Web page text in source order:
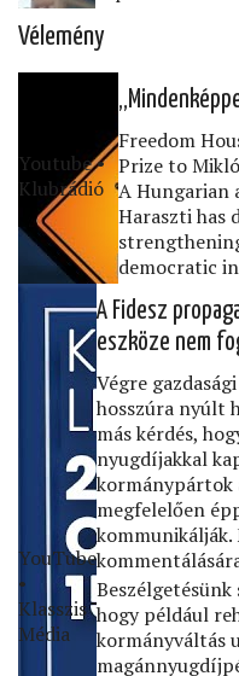
Vélemény
Youtube •
Klubrádió
Freedom
Prize to
A Hungarian
Haraszti has
democratic
YouTube
•
Klasszis
Média
A Fidesz
eszköze nem
Végre
hosszúra nyúlt
más kérdés,
nyugdíjakkal
kormánypártok
megfelelően
kommunikálják.
hogy például
kormányváltás